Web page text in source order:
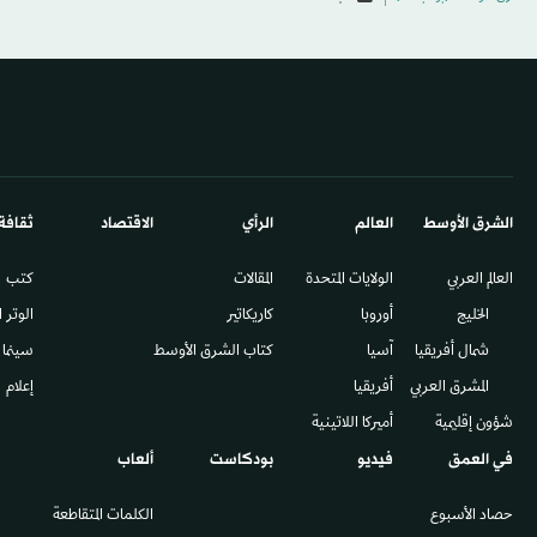
الشرق الأوسط​
العالم العربي
الخليج
شمال أفريقيا
المشرق العربي
شؤون إقليمية
العالم
الولايات المتحدة
أوروبا
آسيا
أفريقيا
أميركا اللاتينية
الرأي
المقالات
كاريكاتير
كتاب الشرق الأوسط
الاقتصاد
كتب
سينما
إعلام
في العمق
حصاد الأسبوع
فيديو بودكاست ألعاب
الكلمات المتقاطعة